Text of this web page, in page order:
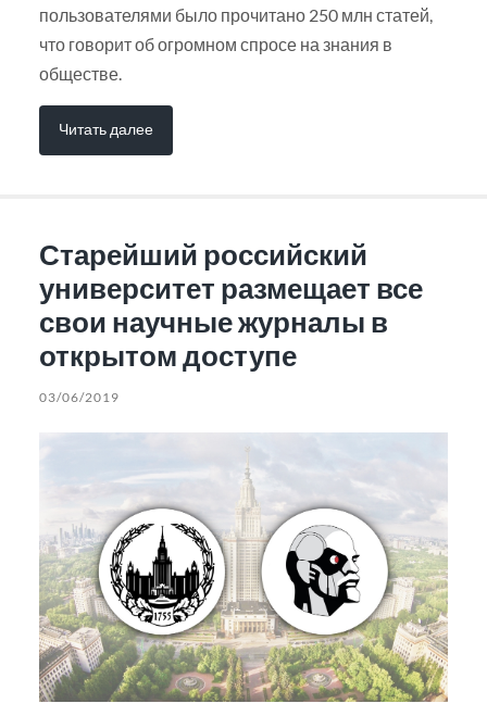
пользователями было прочитано 250 млн статей,
что говорит об огромном спросе на знания в
обществе.
Читать далее
Старейший российский
университет размещает все
свои научные журналы в
открытом доступе
03/06/2019